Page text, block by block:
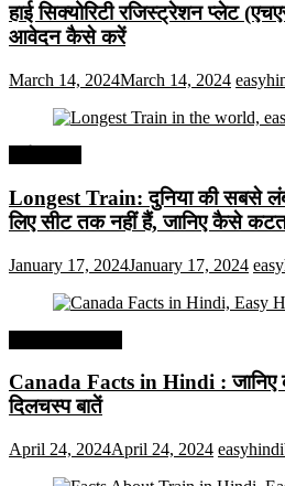
हाई सिक्योरिटी रजिस्ट्रेशन प्लेट
आवेदन कैसे करें
March 14, 2024March 14, 2024
Longest Train: दुनिया की सबसे
लिए सीट तक ​​नहीं हैं, जानिए कैसे
January 17, 2024January 17, 2024
Canada Facts in Hindi : जानिए
दिलचस्प बातें
April 24, 2024April 24, 2024